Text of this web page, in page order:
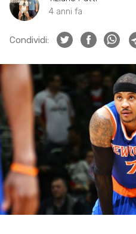
4 anni fa
Condividi: